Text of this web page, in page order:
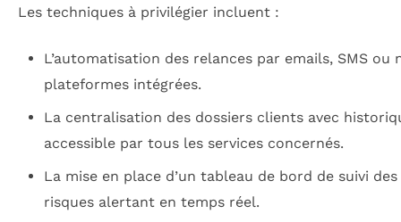
Les techniques à privilégier incluent :
L’automatisation des relances par emails, SMS
plateformes intégrées.
La centralisation des dossiers clients avec
accessible par tous les services concernés.
La mise en place d’un tableau de bord de suivi
risques alertant en temps réel.